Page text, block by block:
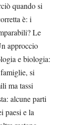
quando si
è: i
Le
approccio
e biologia:
si
ma tassi
alcune parti
paesi e la